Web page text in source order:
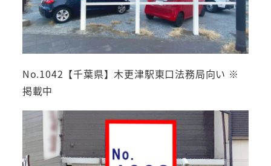
No.1042【千葉県】木更津駅東口法務局向い ※
掲載中